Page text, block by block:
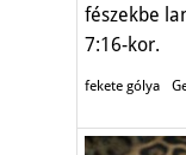
fészekbe
7:16-kor.
fekete gólya